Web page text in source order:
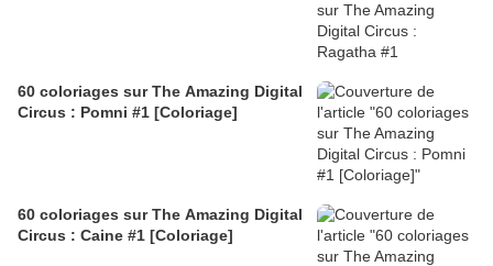
60 coloriages sur The Amazing Digital
Circus : Pomni #1 [Coloriage]
60 coloriages sur The Amazing Digital
Circus : Caine #1 [Coloriage]